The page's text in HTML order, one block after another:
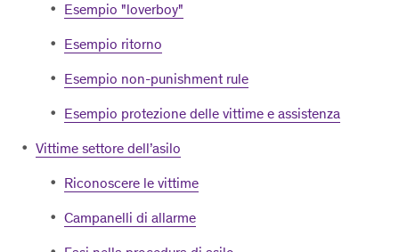
Esempio "loverboy"
Esempio ritorno
Esempio non-punishment rule
Esempio protezione delle vittime e assistenza
Vittime settore dell’asilo
Riconoscere le vittime
Campanelli di allarme